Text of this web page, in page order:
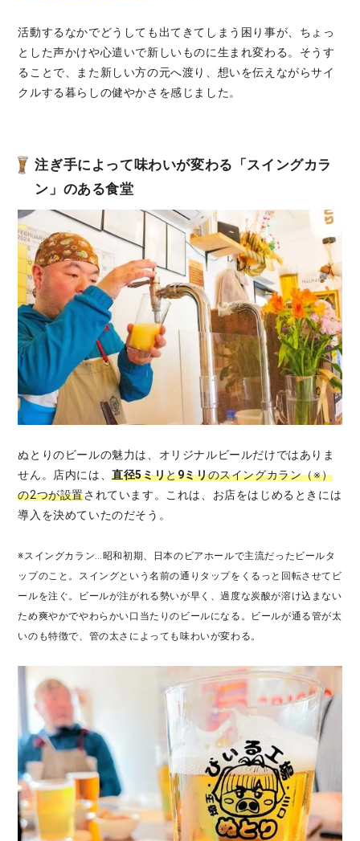
活動するなかでどうしても出てきてしまう困り事が、ちょっ
とした声かけや心遣いで新しいものに生まれ変わる。そうす
ることで、また新しい方の元へ渡り、想いを伝えながらサイ
クルする暮らしの健やかさを感じました。
注ぎ手によって味わいが変わる「スイングカラ
ン」のある食堂
ぬとりのビールの魅力は、オリジナルビールだけではありま
せん。店内には、直径5ミリと9ミリのスイングカラン（※）
の2つが設置されています。これは、お店をはじめるときには
導入を決めていたのだそう。
※スイングカラン…昭和初期、日本のビアホールで主流だったビールタ
ップのこと。スイングという名前の通りタップをくるっと回転させてビ
ールを注ぐ。ビールが注がれる勢いが早く、過度な炭酸が溶け込まない
ため爽やかでやわらかい口当たりのビールになる。ビールが通る管が太
いのも特徴で、管の太さによっても味わいが変わる。